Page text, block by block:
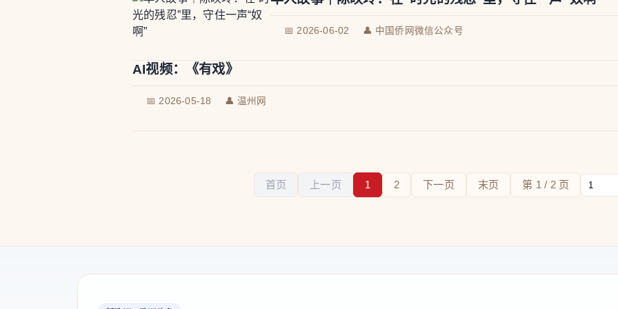
📅 2026-06-02 👤 中国侨网微信公众号
AI视频：《有戏》
📅 2026-05-18 👤 温州网
首页 上一页 1 2 下一页 末页 第 1 / 2 页 跳转